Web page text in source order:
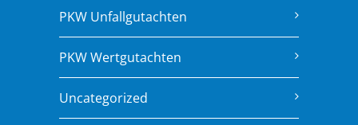
PKW Unfallgutachten
PKW Wertgutachten
Uncategorized